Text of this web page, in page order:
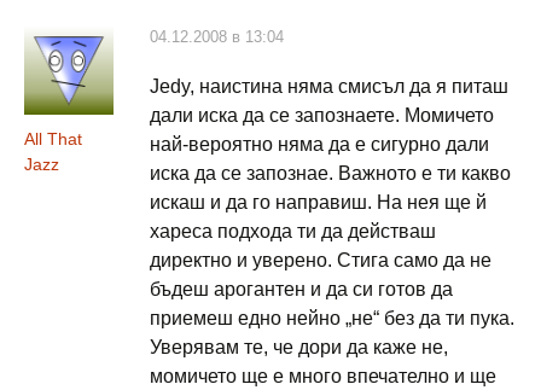
All That
Jazz
04.12.2008 в 13:04
Jedy, наистина няма смисъл да я питаш
дали иска да се запознаете. Момичето
най-вероятно няма да е сигурно дали
иска да се запознае. Важното е ти какво
искаш и да го направиш. На нея ще й
хареса подхода ти да действаш
директно и уверено. Стига само да не
бъдеш арогантен и да си готов да
приемеш едно нейно „не“ без да ти пука.
Уверявам те, че дори да каже не,
момичето ще е много впечателно и ще